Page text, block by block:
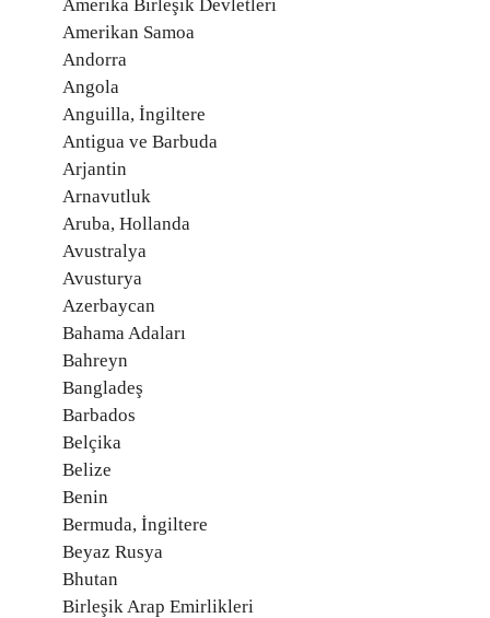
Amerika Birleşik Devletleri
Amerikan Samoa
Andorra
Angola
Anguilla, İngiltere
Antigua ve Barbuda
Arjantin
Arnavutluk
Aruba, Hollanda
Avustralya
Avusturya
Azerbaycan
Bahama Adaları
Bahreyn
Bangladeş
Barbados
Belçika
Belize
Benin
Bermuda, İngiltere
Beyaz Rusya
Bhutan
Birleşik Arap Emirlikleri